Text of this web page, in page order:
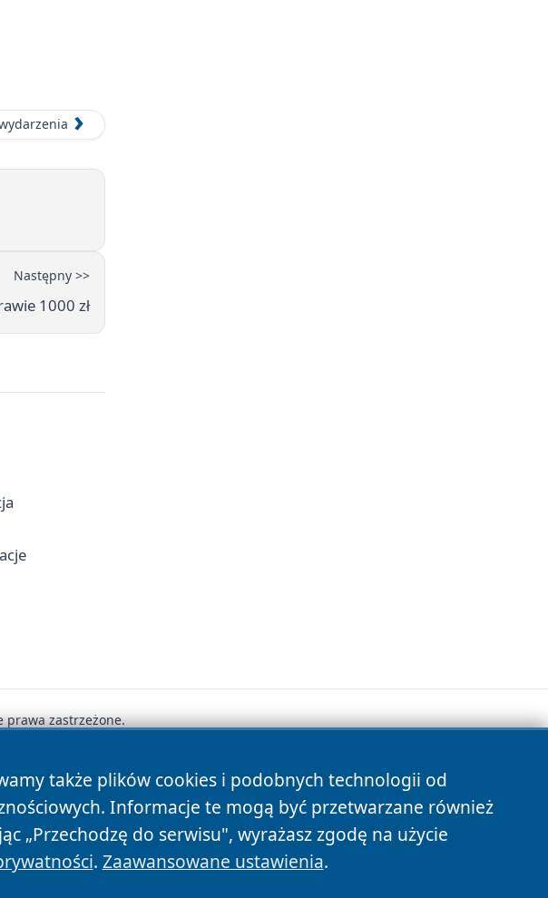
Następny >>
1000 zł
także plików cookies i podobnych technologii od
Informacje te mogą być przetwarzane również
„Przechodzę do serwisu", wyrażasz zgodę na użycie
. Zaawansowane ustawienia.
prawa zastrzeżone.
Polityka Cookies